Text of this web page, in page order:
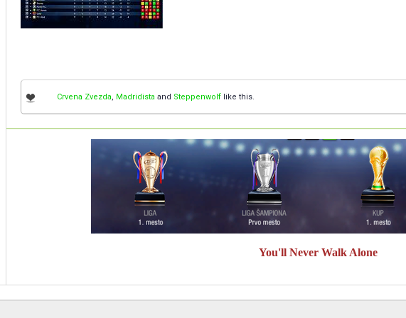
Crvena Zvezda, Madridista and Steppenwolf like this.
You'll Never Walk Alone